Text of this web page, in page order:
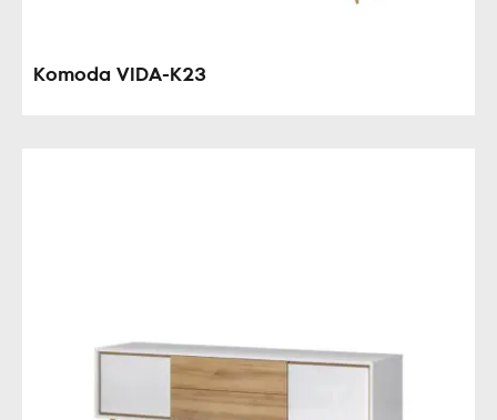
Komoda VIDA-K23